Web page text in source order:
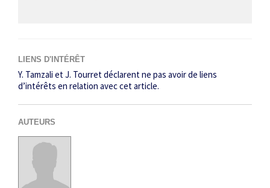
LIENS D'INTÉRÊT
Y. Tamzali et J. Tourret déclarent ne pas avoir de liens
d’intérêts en relation avec cet article.
AUTEURS